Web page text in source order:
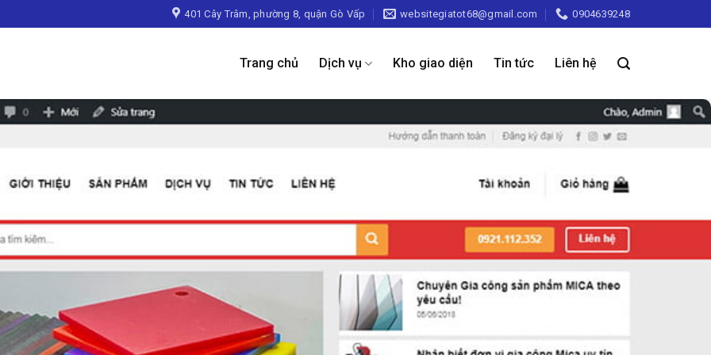
401 Cây Trâm, phường 8, quận Gò Vấp websitegiatot68@gmail.com 0904639248
Trang chủ Dịch vụ Kho giao diện Tin tức Liên hệ